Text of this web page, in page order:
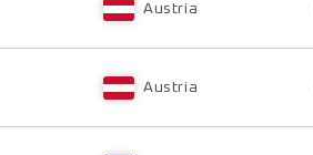
Austria
Austria